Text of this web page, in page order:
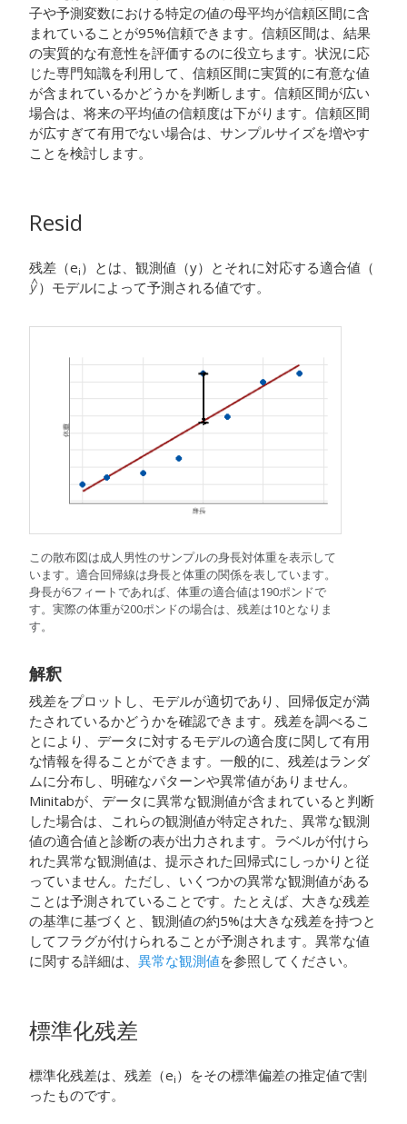
子や予測変数における特定の値の母平均が信頼区間に含
まれていることが95%信頼できます。信頼区間は、結果
の実質的な有意性を評価するのに役立ちます。状況に応
じた専門知識を利用して、信頼区間に実質的に有意な値
が含まれているかどうかを判断します。信頼区間が広い
場合は、将来の平均値の信頼度は下がります。信頼区間
が広すぎて有用でない場合は、サンプルサイズを増やす
ことを検討します。
Resid
残差（ei ）とは、観測値（y）とそれに対応する適合値（
）モデルによって予測される値です。
この散布図は成人男性のサンプルの身長対体重を表示して
います。適合回帰線は身長と体重の関係を表しています。
身長が6フィートであれば、体重の適合値は190ポンドで
す。実際の体重が200ポンドの場合は、残差は10となりま
す。
解釈
残差をプロットし、モデルが適切であり、回帰仮定が満
たされているかどうかを確認できます。残差を調べるこ
とにより、データに対するモデルの適合度に関して有用
な情報を得ることができます。一般的に、残差はランダ
ムに分布し、明確なパターンや異常値がありません。
Minitabが、データに異常な観測値が含まれていると判断
した場合は、これらの観測値が特定された、異常な観測
値の適合値と診断の表が出力されます。ラベルが付けら
れた異常な観測値は、提示された回帰式にしっかりと従
っていません。ただし、いくつかの異常な観測値がある
ことは予測されていることです。たとえば、大きな残差
の基準に基づくと、観測値の約5%は大きな残差を持つと
してフラグが付けられることが予測されます。異常な値
に関する詳細は、 異常な観測値を参照してください。
標準化残差
標準化残差は、残差（ei ）をその標準偏差の推定値で割
ったものです。